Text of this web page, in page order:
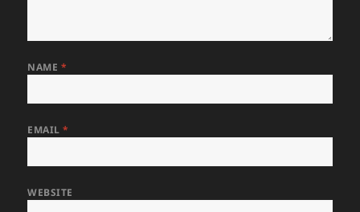
NAME *
EMAIL*
WEBSITE